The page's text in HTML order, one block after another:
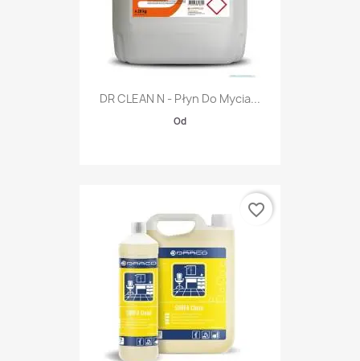
DR CLEAN N - Płyn Do Mycia...
Od
favorite_border